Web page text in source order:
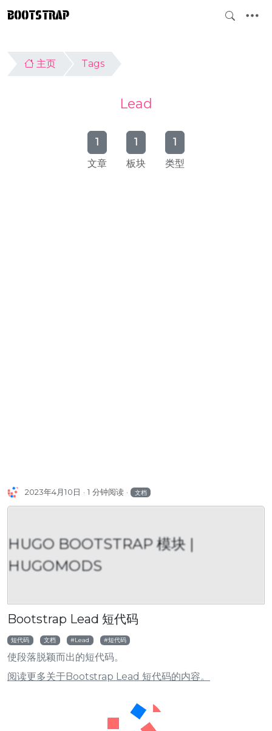
BOOTSTRAP
主页 Tags
Lead
1
文章
1
板块
1
类型
2023年4月10日 1 分钟阅读 文档
HUGO BOOTSTRAP 模块 |
HUGOMODS
Bootstrap Lead 短代码
短代码 文档 Lead 短代码
使段落脱颖而出的短代码。
阅读更多关于Bootstrap Lead 短代码的内容。